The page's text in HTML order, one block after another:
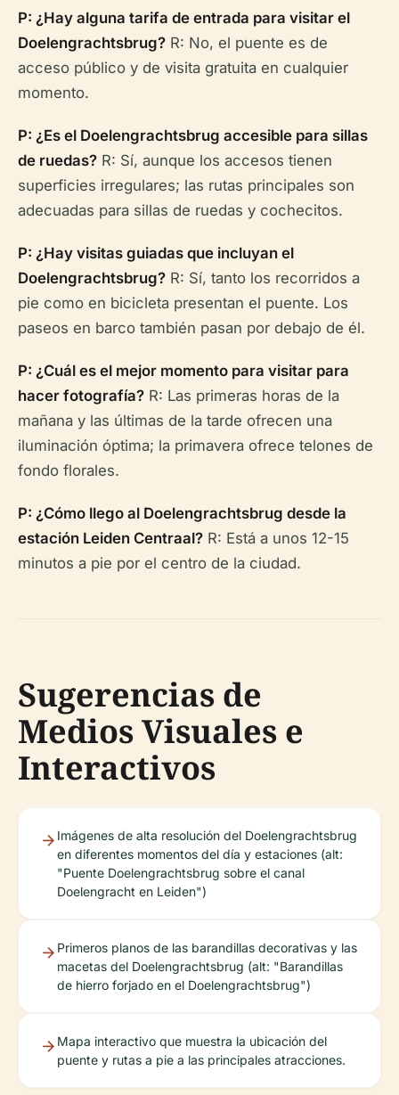
P: ¿Hay alguna tarifa de entrada para visitar el
Doelengrachtsbrug? R: No, el puente es de
acceso público y de visita gratuita en cualquier
momento.
P: ¿Es el Doelengrachtsbrug accesible para sillas
de ruedas? R: Sí, aunque los accesos tienen
superficies irregulares; las rutas principales son
adecuadas para sillas de ruedas y cochecitos.
P: ¿Hay visitas guiadas que incluyan el
Doelengrachtsbrug? R: Sí, tanto los recorridos a
pie como en bicicleta presentan el puente. Los
paseos en barco también pasan por debajo de él.
P: ¿Cuál es el mejor momento para visitar para
hacer fotografía? R: Las primeras horas de la
mañana y las últimas de la tarde ofrecen una
iluminación óptima; la primavera ofrece telones de
fondo florales.
P: ¿Cómo llego al Doelengrachtsbrug desde la
estación Leiden Centraal? R: Está a unos 12-15
minutos a pie por el centro de la ciudad.
Sugerencias de
Medios Visuales e
Interactivos
Imágenes de alta resolución del Doelengrachtsbrug
en diferentes momentos del día y estaciones (alt:
"Puente Doelengrachtsbrug sobre el canal
Doelengracht en Leiden")
Primeros planos de las barandillas decorativas y las
macetas del Doelengrachtsbrug (alt: "Barandillas
de hierro forjado en el Doelengrachtsbrug")
Mapa interactivo que muestra la ubicación del
puente y rutas a pie a las principales atracciones.